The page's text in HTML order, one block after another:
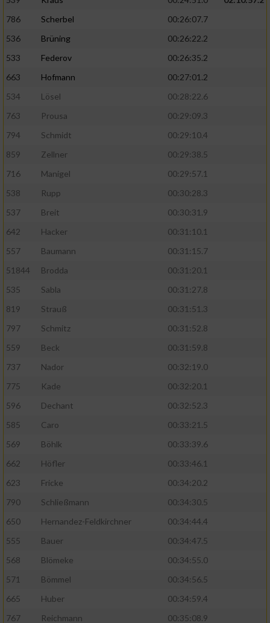
786
Scherbel
00:26:07.7
536
Brüning
00:26:22.2
533
Federov
00:26:35.2
663
Hofmann
00:27:01.2
534
Lösel
00:28:22.6
763
Prousa
00:29:09.3
794
Schmidt
00:29:10.4
859
Zellner
00:29:38.5
716
Manigel
00:29:57.1
538
Rupp
00:30:28.3
537
Breit
00:30:31.9
642
Hacker
00:31:10.1
557
Baumann
00:31:15.7
51844
Brodda
00:31:20.1
535
Sabla
00:31:27.8
819
Strauß
00:31:51.3
797
Schmitz
00:31:52.8
559
Beck
00:31:59.8
737
Nador
00:32:19.0
775
Kade
00:32:20.1
596
Dechant
00:32:52.3
585
Caro
00:33:21.5
569
Böhlk
00:33:39.6
662
Höfler
00:33:46.1
623
Fricke
00:34:20.2
790
Schließmann
00:34:30.5
650
Hernandez-Feldkirchner
00:34:44.4
555
Bauer
00:34:47.5
568
Blömeke
00:34:55.0
571
Bömmel
00:34:56.5
665
Huber
00:34:59.4
767
Reichmann
00:35:08.9